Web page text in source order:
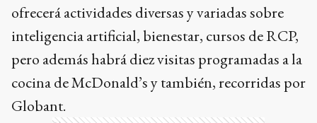
ofrecerá actividades diversas y variadas sobre
inteligencia artificial, bienestar, cursos de RCP,
pero además habrá diez visitas programadas a la
cocina de McDonald’s y también, recorridas por
Globant.